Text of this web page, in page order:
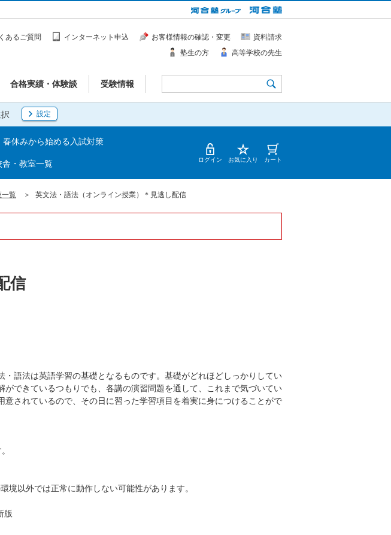
合格実績・体験談 受験情報
あるご質問 インターネット申込 お客様情報の確認・変更
資料請求
塾生の方
高等学校の先生
設定
春休みから始める入試対策
舎・教室一覧 ログイン お気に入り カート
一覧 英文法・語法（オンライン授業）＊見逃し配信
信
語法は英語学習の基礎となるものです。基礎がどれほどしっかりしてい
できているつもりでも、各講の演習問題を通して、これまで気づいてい
されているので、その日に習った学習項目を着実に身につけることがで
境以外では正常に動作しない可能性があります。
版